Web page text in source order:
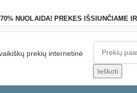
NUOLAIDA! PREKES IŠSIUNČIAME
Ieškoti